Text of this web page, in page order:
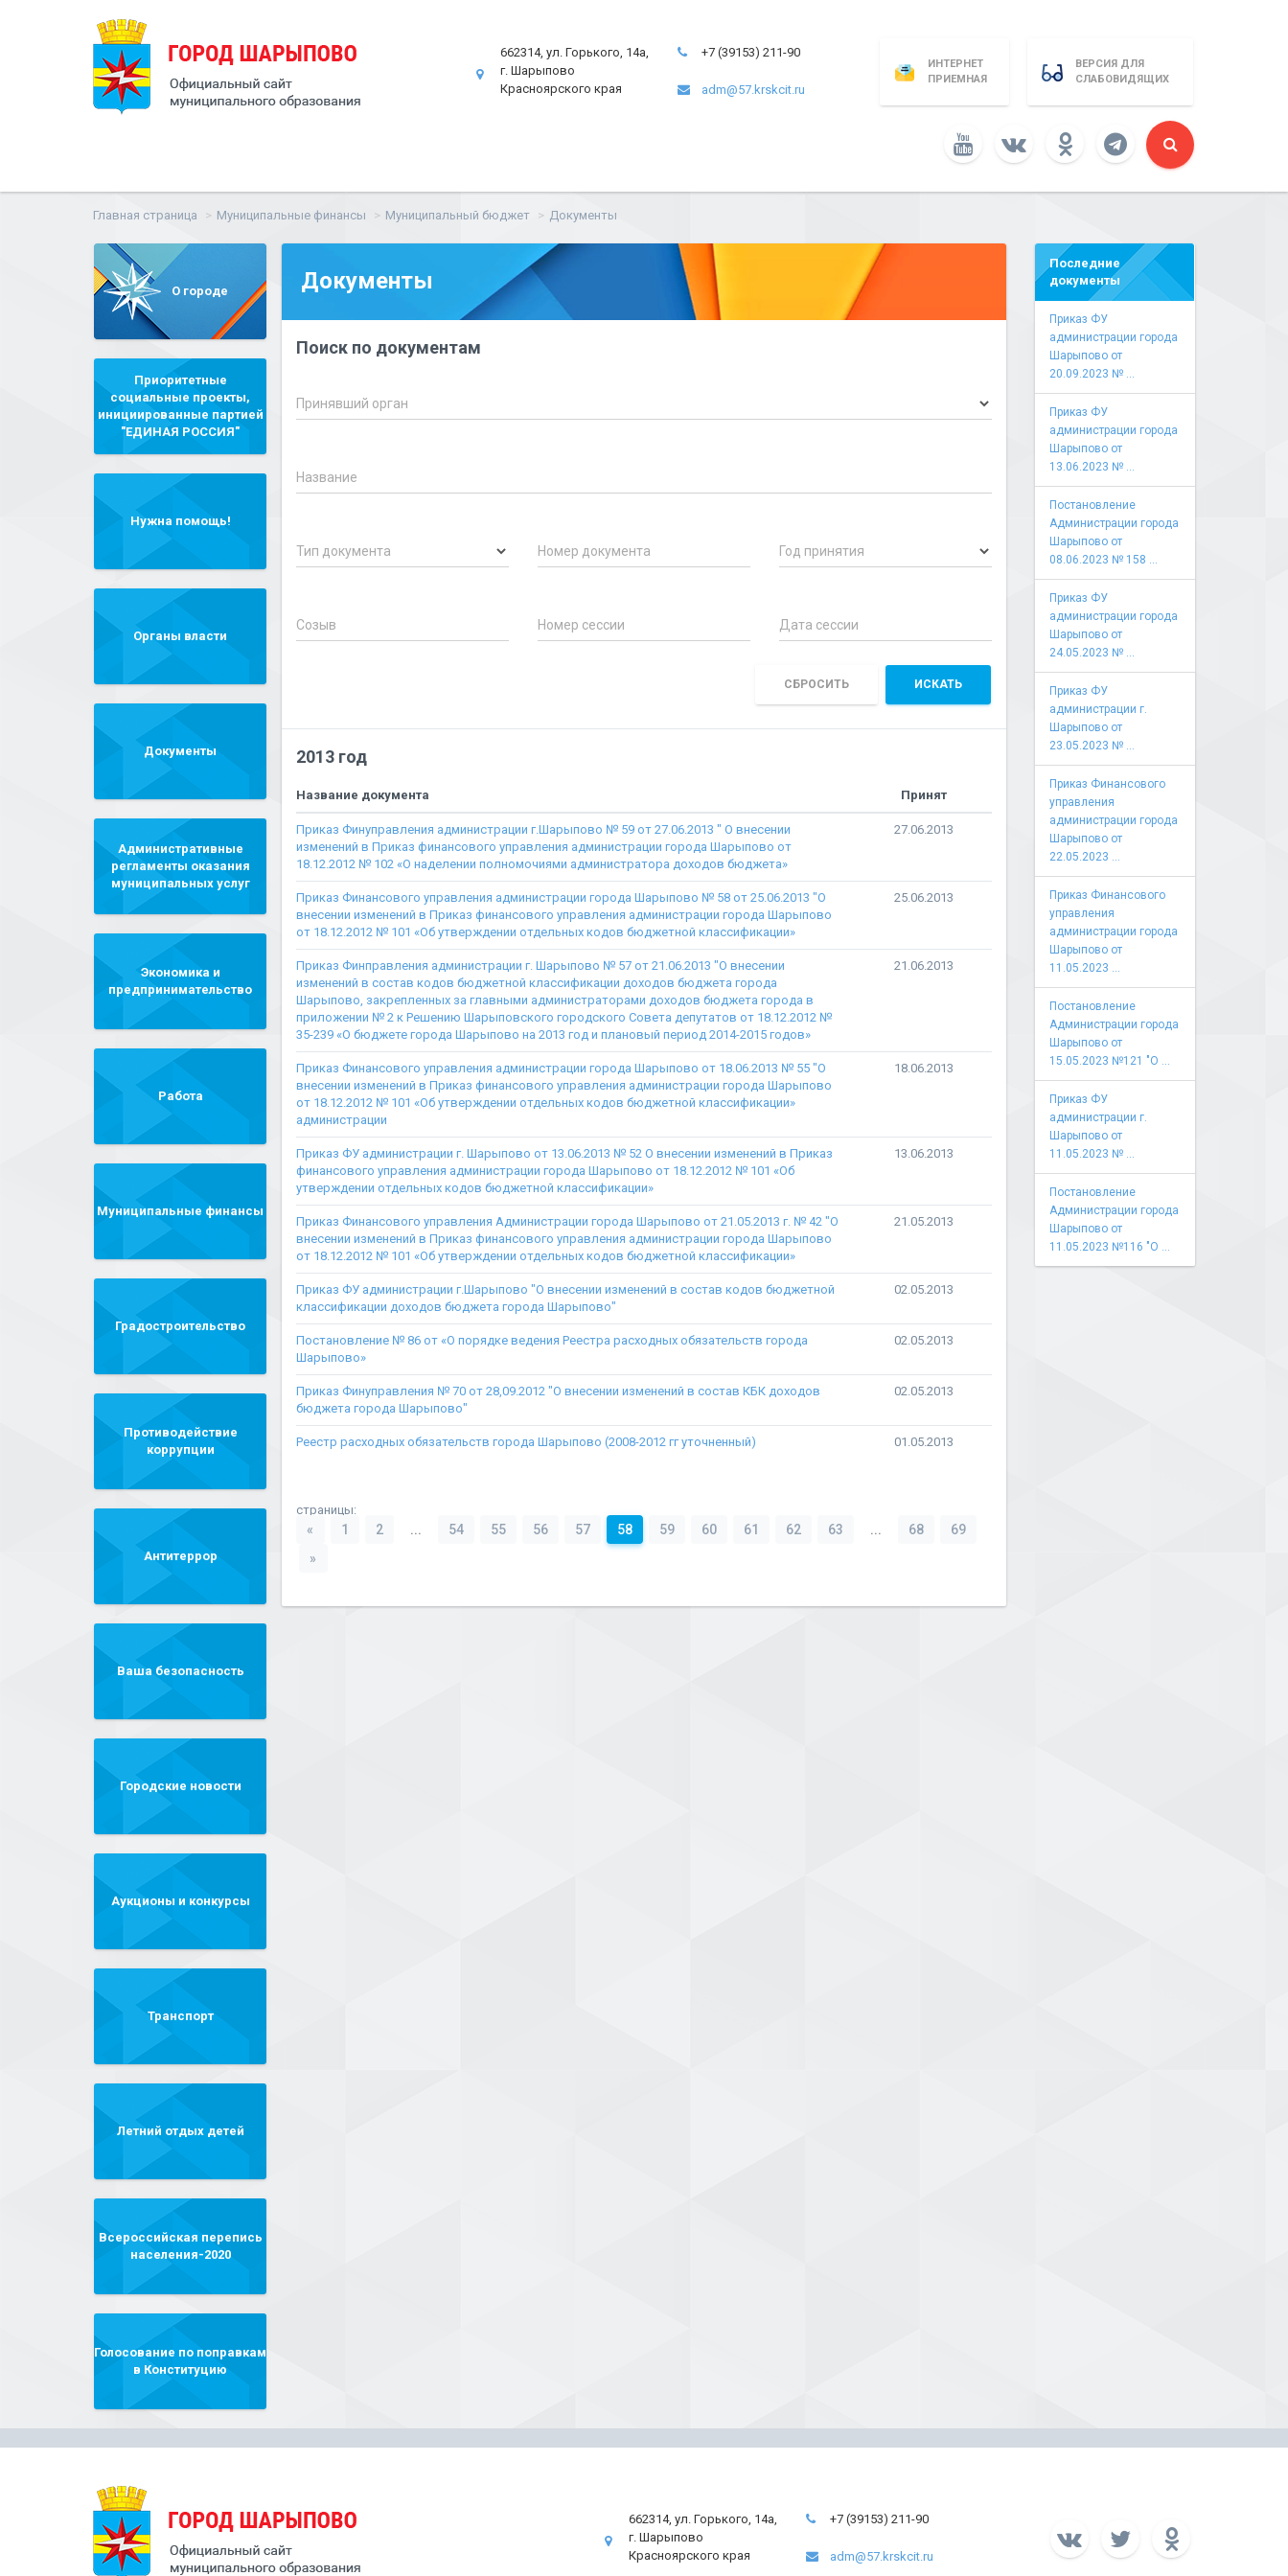
662314, ул. Горького, 14а,
г. Шарыпово
Красноярского края
+7 (39153) 211-90
adm@57.krskcit.ru
ИНТЕРНЕТ
ПРИЕМНАЯ
ВЕРСИЯ ДЛЯ
СЛАБОВИДЯЩИХ
Главная страница Муниципальные финансы Муниципальный бюджет Документы
О городе
Приоритетные
социальные проекты,
инициированные партией
"ЕДИНАЯ РОССИЯ"
Нужна помощь!
Органы власти
Документы
Административные
регламенты оказания
муниципальных услуг
Экономика и
предпринимательство
Работа
Муниципальные финансы
Градостроительство
Противодействие
коррупции
Антитеррор
Ваша безопасность
Городские новости
Аукционы и конкурсы
Транспорт
Летний отдых детей
Всероссийская перепись
населения-2020
Голосование по поправкам
в Конституцию
Документы
Поиск по документам
Принявший орган
Название
Тип документа Номер документа Год принятия
Созыв Номер сессии
СБРОСИТЬ ИСКАТЬ
2013 год
Название документа Принят
Приказ Финуправления администрации г.Шарыпово № 59 от 27.06.2013 " О внесении
изменений в Приказ финансового управления администрации города Шарыпово от
18.12.2012 № 102 «О наделении полномочиями администратора доходов бюджета»
27.06.2013
Приказ Финансового управления администрации города Шарыпово № 58 от 25.06.2013 "О
внесении изменений в Приказ финансового управления администрации города Шарыпово
от 18.12.2012 № 101 «Об утверждении отдельных кодов бюджетной классификации»
25.06.2013
Приказ Финправления администрации г. Шарыпово № 57 от 21.06.2013 "О внесении
изменений в состав кодов бюджетной классификации доходов бюджета города
Шарыпово, закрепленных за главными администраторами доходов бюджета города в
приложении № 2 к Решению Шарыповского городского Совета депутатов от 18.12.2012 №
35-239 «О бюджете города Шарыпово на 2013 год и плановый период 2014-2015 годов»
21.06.2013
Приказ Финансового управления администрации города Шарыпово от 18.06.2013 № 55 "О
внесении изменений в Приказ финансового управления администрации города Шарыпово
от 18.12.2012 № 101 «Об утверждении отдельных кодов бюджетной классификации»
администрации
18.06.2013
Приказ ФУ администрации г. Шарыпово от 13.06.2013 № 52 О внесении изменений в Приказ
финансового управления администрации города Шарыпово от 18.12.2012 № 101 «Об
утверждении отдельных кодов бюджетной классификации»
13.06.2013
Приказ Финансового управления Администрации города Шарыпово от 21.05.2013 г. № 42 "О
внесении изменений в Приказ финансового управления администрации города Шарыпово
от 18.12.2012 № 101 «Об утверждении отдельных кодов бюджетной классификации»
21.05.2013
Приказ ФУ администрации г.Шарыпово "О внесении изменений в состав кодов бюджетной
классификации доходов бюджета города Шарыпово"
02.05.2013
Постановление № 86 от «О порядке ведения Реестра расходных обязательств города
Шарыпово»
02.05.2013
Приказ Финуправления № 70 от 28,09.2012 "О внесении изменений в состав КБК доходов
бюджета города Шарыпово"
02.05.2013
Реестр расходных обязательств города Шарыпово (2008-2012 гг уточненный) 01.05.2013
страницы:
« 1 2 ... 54 55 56 57 58 59 60 61 62 63 ... 68
69
»
Последние
документы
Приказ ФУ
администрации города
Шарыпово от
20.09.2023 № ...
Приказ ФУ
администрации города
Шарыпово от
13.06.2023 № ...
Постановление
Администрации города
Шарыпово от
08.06.2023 № 158 ...
Приказ ФУ
администрации города
Шарыпово от
24.05.2023 № ...
Приказ ФУ
администрации г.
Шарыпово от
23.05.2023 № ...
Приказ Финансового
управления
администрации города
Шарыпово от
22.05.2023 ...
Приказ Финансового
управления
администрации города
Шарыпово от
11.05.2023 ...
Постановление
Администрации города
Шарыпово от
15.05.2023 №121 "О ...
Приказ ФУ
администрации г.
Шарыпово от
11.05.2023 № ...
Постановление
Администрации города
Шарыпово от
11.05.2023 №116 "О ...
662314, ул. Горького, 14а,
г. Шарыпово
Красноярского края
+7 (39153) 211-90
adm@57.krskcit.ru